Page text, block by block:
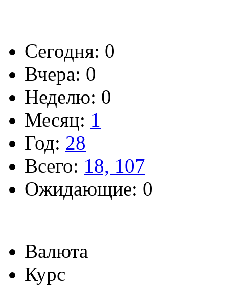
Сегодня: 0
Вчера: 0
Неделю: 0
Месяц: 1
Год: 28
Всего: 18, 107
Ожидающие: 0
Валюта
Курс